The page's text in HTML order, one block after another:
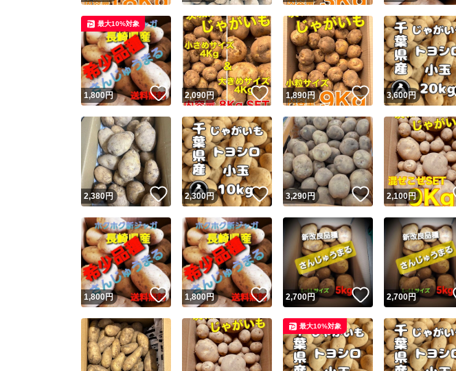
1,800円 いいね！
最大10%対象
2,090円 いいね！
1,890円 いいね！
3,600円
2,380円 いいね！
2,300円 いいね！
3,290円 いいね！
2,100円
1,800円 いいね！
1,800円 いいね！
2,700円 いいね！
2,700円
最大10%対象